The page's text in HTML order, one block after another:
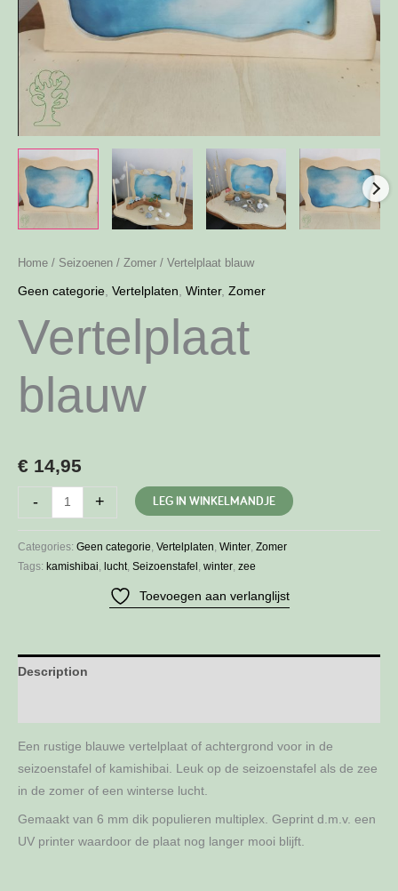
Home / Seizoenen / Zomer / Vertelplaat blauw
Geen categorie Vertelplaten Winter, Zomer
Vertelplaat
blauw
€ 14,95
-
Vertelplaat
quantity
+ LEG IN WINKELMANDJE
Categories: Geen categorie Vertelplaten Winter Zomer
Tags: kamishibai lucht, Seizoenstafel winter zee
Toevoegen aan verlanglijst
Description
Een rustige blauwe vertelplaat of achtergrond voor in de
seizoenstafel of kamishibai. Leuk op de seizoenstafel als de zee
in de zomer of een winterse lucht.
Gemaakt van 6 mm dik populieren multiplex. Geprint d.m.v. een
UV printer waardoor de plaat nog langer mooi blijft.